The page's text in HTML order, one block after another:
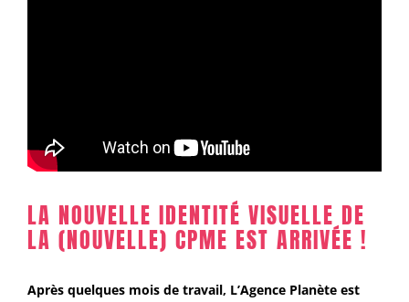
LA NOUVELLE IDENTITÉ VISUELLE DE
LA (NOUVELLE) CPME EST ARRIVÉE !
Après quelques mois de travail, L’Agence Planète est